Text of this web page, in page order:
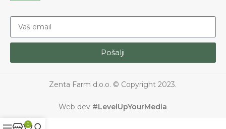
Pošalji
Zenta Farm d.o.o. © Copyright 2023.
Web dev #LevelUpYourMedia
0